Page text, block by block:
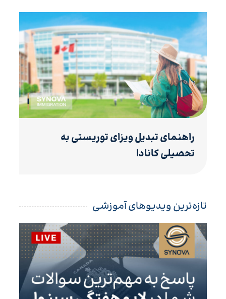
راهنمای تبدیل ویزای توریستی به
تحصیلی کانادا
تازه‌ترین ویدیوهای آموزشی